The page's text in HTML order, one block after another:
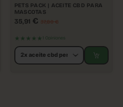
PETS PACK | ACEITE CBD PARA
MASCOTAS
35,91 € 37,80€
★★★★★ 1 Opiniones